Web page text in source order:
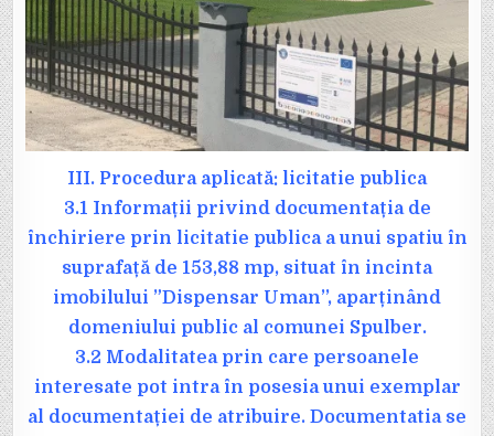
III. Procedura aplicată: licitatie publica
3.1 Informații privind documentația de
închiriere prin licitatie publica a unui spatiu în
suprafață de 153,88 mp, situat în incinta
imobilului ”Dispensar Uman’’, aparținând
domeniului public al comunei Spulber.
3.2 Modalitatea prin care persoanele
interesate pot intra în posesia unui exemplar
al documentației de atribuire. Documentatia se